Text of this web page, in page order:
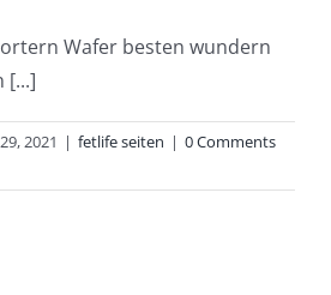
Wafer besten wundern
[...]
2021 | fetlife seiten | 0 Comments